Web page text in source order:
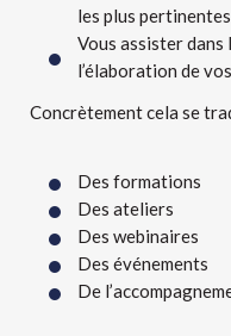
les plus
Vous assister dans
l’élaboration de
Concrètement cela se
Des formations
Des ateliers
Des webinaires
Des événements
De